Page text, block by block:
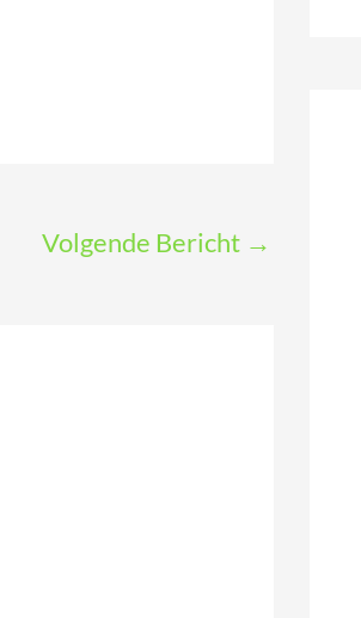
Volgende Bericht →